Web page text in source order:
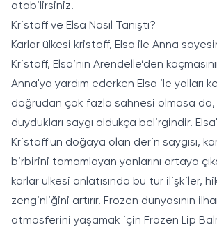
atabilirsiniz.
Kristoff ve Elsa Nasıl Tanıştı?
Karlar ülkesi kristoff, Elsa ile Anna
Kristoff, Elsa’nın Arendelle’den
Anna'ya yardım ederken Elsa ile yolları
doğrudan çok fazla sahnesi olmasa da,
duydukları saygı oldukça belirgindir.
Kristoff'un doğaya olan derin saygısı,
birbirini tamamlayan yanlarını ortaya
karlar ülkesi anlatısında bu tür ilişkiler,
zenginliğini artırır. Frozen dünyasının
atmosferini yaşamak için Frozen Lip